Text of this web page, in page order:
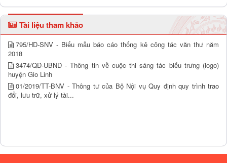
Tài liệu tham khảo
795/HD-SNV - Biểu mẫu báo cáo thống kê công tác văn thư năm
2018
3474/QĐ-UBND - Thông tin về cuộc thi sáng tác biểu trưng (logo)
huyện Gio Linh
01/2019/TT-BNV - Thông tư của Bộ Nội vụ Quy định quy trình trao
đổi, lưu trữ, xử lý tài...